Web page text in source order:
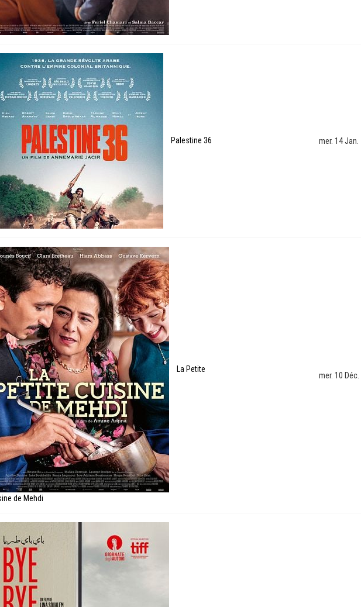
Palestine 36 mer. 14 Jan.
La Petite
de Mehdi
mer. 10 Déc.